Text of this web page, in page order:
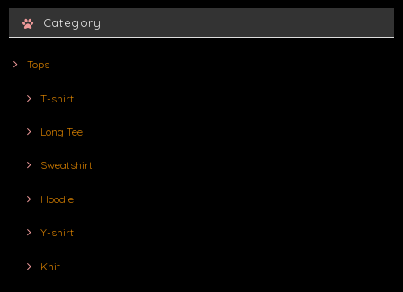
Category
Tops
T-shirt
Long Tee
Sweatshirt
Hoodie
Y-shirt
Knit